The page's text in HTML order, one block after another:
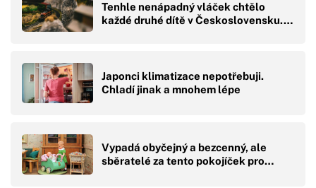
Tenhle nenápadný vláček chtělo
každé druhé dítě v Československu.…
Japonci klimatizace nepotřebuji.
Chladí jinak a mnohem lépe
Vypadá obyčejný a bezcenný, ale
sběratelé za tento pokojíček pro…